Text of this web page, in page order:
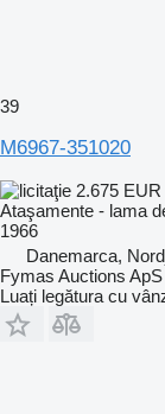
39
M6967-351020
2.675 EUR
Ataşamente - lama
1966
Danemarca,
Fymas Auctions
Luați legătura cu